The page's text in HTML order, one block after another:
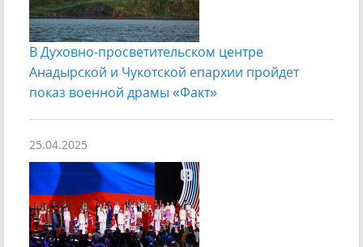
В Духовно-просветительском центре
Анадырской и Чукотской епархии пройдет
показ военной драмы «Факт»
25.04.2025